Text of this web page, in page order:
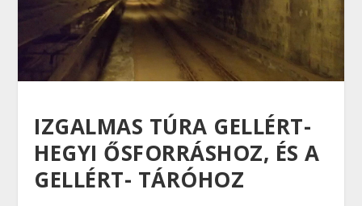
IZGALMAS TÚRA GELLÉRT-
HEGYI ŐSFORRÁSHOZ, ÉS A
GELLÉRT- TÁRÓHOZ